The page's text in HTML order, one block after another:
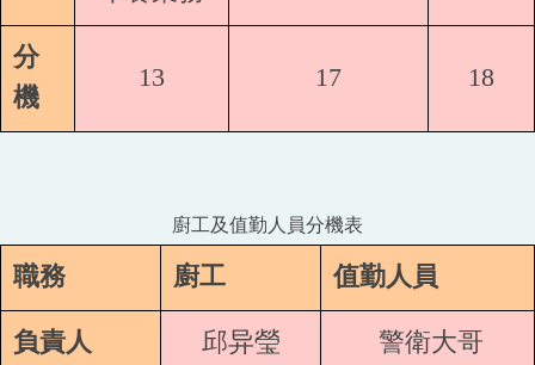
分
機
13 17 18
廚工及值勤人員分機表
職務 廚工 值勤人員
負責人 邱异瑩 警衛大哥